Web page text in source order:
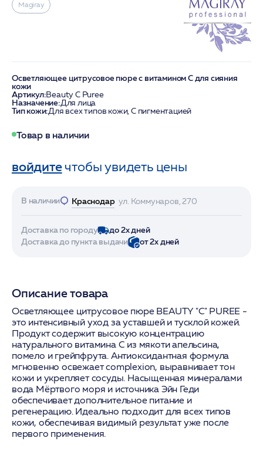
Magiray
Осветляющее цитрусовое пюре с витамином С для сияния
кожи
Артикул:Beauty C Puree
Назначение:Для лица
Тип кожи:Для всех типов кожи, С пигментацией
Товар в наличии
войдитечтобы увидеть цены
В наличии Краснодар ул. Коммунаров, 270
Доставка по городу
до 2х дней
Доставка до пункта выдачи
от 2х дней
Описание товара
Осветляющее цитрусовое пюре BEAUTY "C" PUREE -
это интенсивный уход за уставшей и тусклой кожей.
Продукт содержит высокую концентрацию
натурального витамина С из мякоти апельсина,
помело и грейпфрута. Антиоксидантная формула
мгновенно освежает complexion, выравнивает тон
кожи и укрепляет сосуды. Насыщенная минералами
вода Мёртвого моря и источника Эйн Геди
обеспечивает дополнительное питание и
регенерацию. Идеально подходит для всех типов
кожи, обеспечивая видимый результат уже после
первого применения.